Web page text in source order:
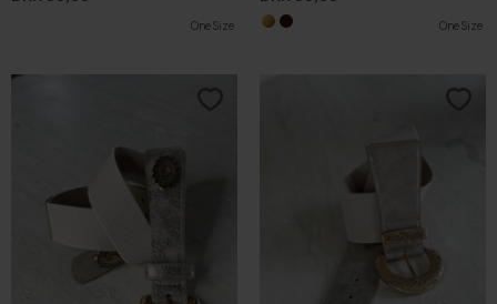
One Size One Size
One Size